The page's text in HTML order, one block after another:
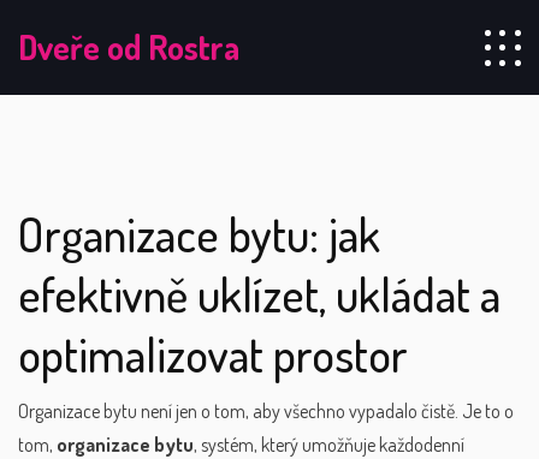
Dveře od Rostra
Organizace bytu: jak
efektivně uklízet, ukládat a
optimalizovat prostor
Organizace bytu není jen o tom, aby všechno vypadalo čistě. Je to o
tom, organizace bytu, systém, který umožňuje každodenní